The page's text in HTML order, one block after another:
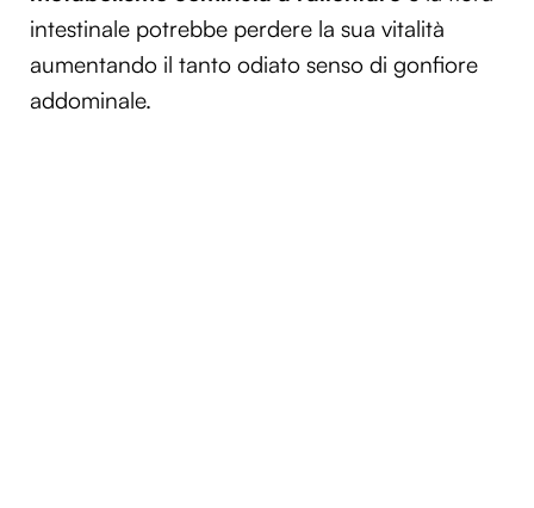
intestinale potrebbe perdere la sua vitalità
aumentando il tanto odiato senso di gonfiore
addominale.